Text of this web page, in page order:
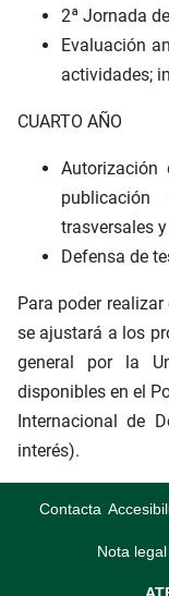
2ª Jornada
Evaluación
actividades;
CUARTO AÑO
Autorización
publicación
trasversales
Defensa de
Para poder
se ajustará a los
general por la
disponibles en el
Internacional de
interés).
Contacta
Nota